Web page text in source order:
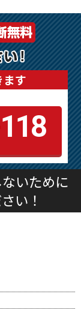
す
いために
い！